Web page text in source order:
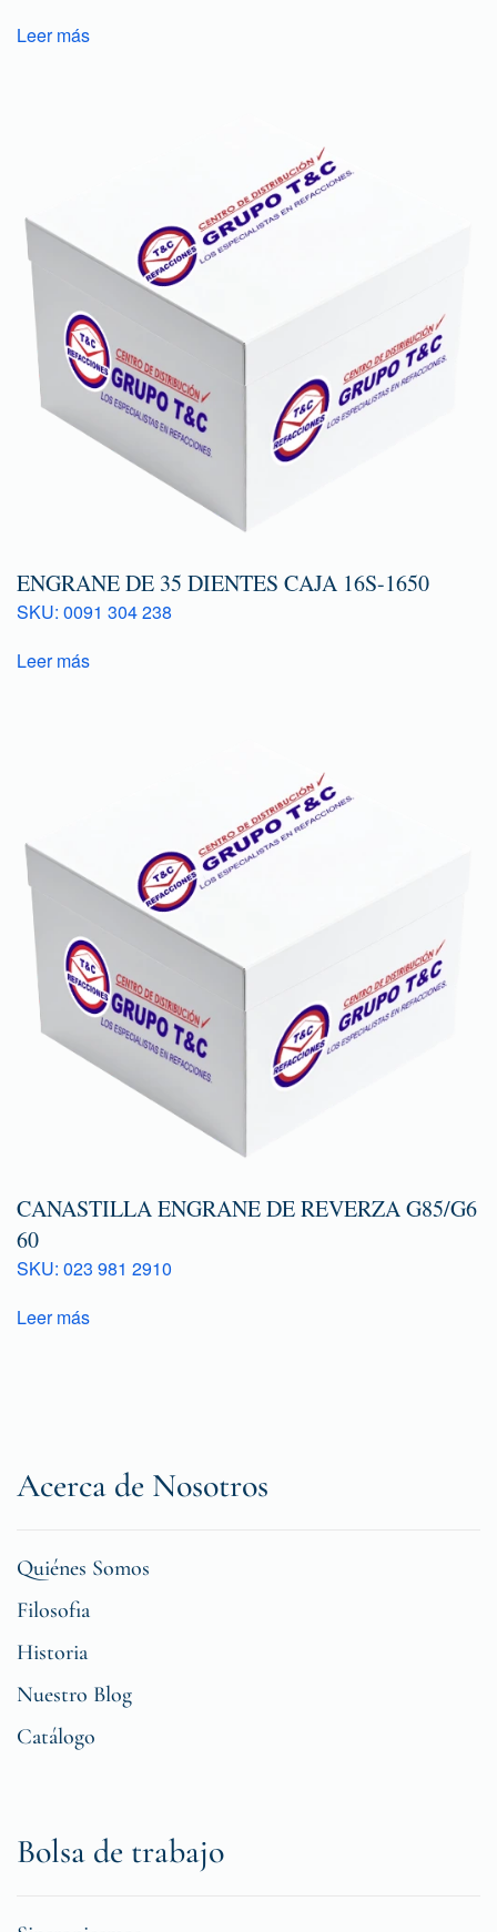
Leer más
ENGRANE DE 35 DIENTES CAJA 16S-1650
SKU: 0091 304 238
Leer más
CANASTILLA ENGRANE DE REVERZA G85/G6
60
SKU: 023 981 2910
Leer más
Acerca de Nosotros
Quiénes Somos
Filosofia
Historia
Nuestro Blog
Catálogo
Bolsa de trabajo